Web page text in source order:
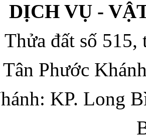
DỊCH VỤ -
đất số
Tân Phước
KP. Long